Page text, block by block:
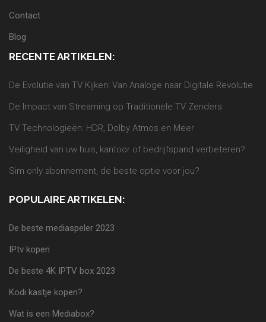
Contact
Blog
RECENTE ARTIKELEN:
De Evolutie van TV Kijken: Van Analoge naar Digitale Revolutie
De Impact van Streaming op Traditionele TV Zenders
TV Technologieën: HDR, Dolby Atmos en Meer
Veiligheid van uw huis, kantoor of bedrijfspand verbeteren?
Sim only abonnement, de beste optie voor jou?
POPULAIRE ARTIKELEN:
De beste mediaspeler 2023
IPtv kopen
De beste 4K IPTV box 2023
Kodi kastje kopen?
Wat is een Mediabox?